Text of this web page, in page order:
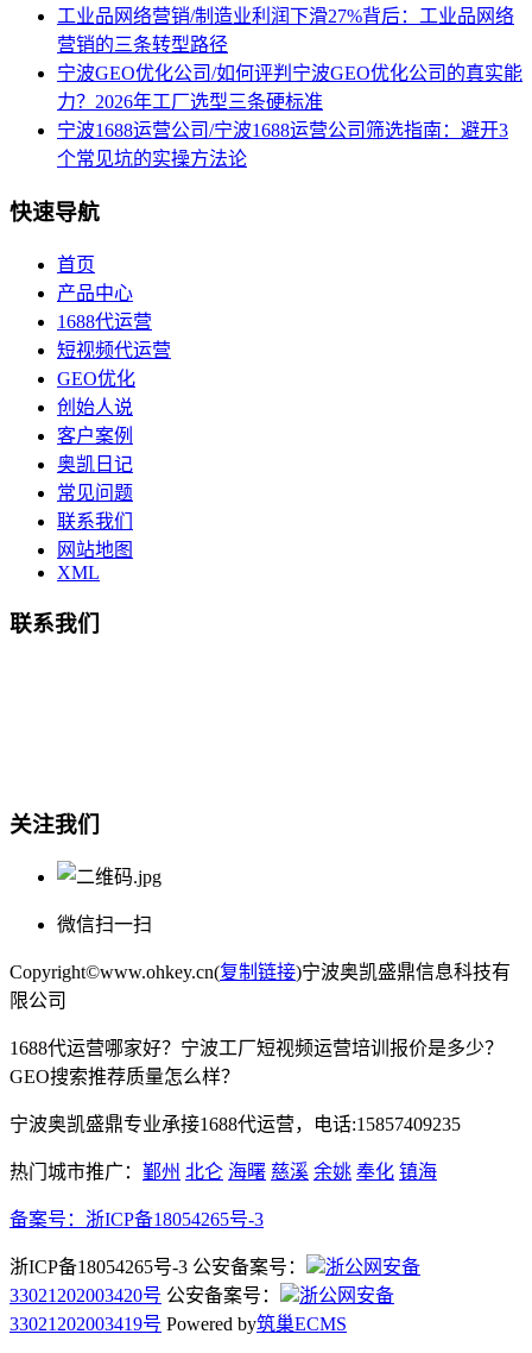
工业品网络营销/制造业利润下滑27%背后：工业品网络
营销的三条转型路径
宁波GEO优化公司/如何评判宁波GEO优化公司的真实能
力？2026年工厂选型三条硬标准
宁波1688运营公司/宁波1688运营公司筛选指南：避开3
个常见坑的实操方法论
快速导航
首页
产品中心
1688代运营
短视频代运营
GEO优化
创始人说
客户案例
奥凯日记
常见问题
联系我们
网站地图
XML
联系我们
关注我们
微信扫一扫
Copyright©www.ohkey.cn(复制链接)宁波奥凯盛鼎信息科技有
限公司
1688代运营哪家好？宁波工厂短视频运营培训报价是多少？
GEO搜索推荐质量怎么样？
宁波奥凯盛鼎专业承接1688代运营，电话:15857409235
热门城市推广： 鄞州 北仑 海曙 慈溪 余姚 奉化 镇海
备案号： 浙ICP备18054265号-3
浙ICP备18054265号-3 公安备案号：
浙公网安备
33021202003420号 公安备案号：
浙公网安备
33021202003419号 Powered by筑巢ECMS